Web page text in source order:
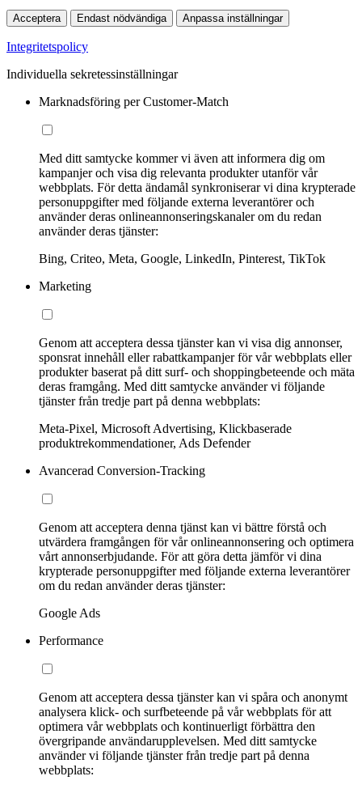
Acceptera Endast nödvändiga Anpassa inställningar
Integritetspolicy
Individuella sekretessinställningar
Marknadsföring per Customer-Match
Med ditt samtycke kommer vi även att informera dig om
kampanjer och visa dig relevanta produkter utanför vår
webbplats. För detta ändamål synkroniserar vi dina krypterade
personuppgifter med följande externa leverantörer och
använder deras onlineannonseringskanaler om du redan
använder deras tjänster:
Bing, Criteo, Meta, Google, LinkedIn, Pinterest, TikTok
Marketing
Genom att acceptera dessa tjänster kan vi visa dig annonser,
sponsrat innehåll eller rabattkampanjer för vår webbplats eller
produkter baserat på ditt surf- och shoppingbeteende och mäta
deras framgång. Med ditt samtycke använder vi följande
tjänster från tredje part på denna webbplats:
Meta-Pixel, Microsoft Advertising, Klickbaserade
produktrekommendationer, Ads Defender
Avancerad Conversion-Tracking
Genom att acceptera denna tjänst kan vi bättre förstå och
utvärdera framgången för vår onlineannonsering och optimera
vårt annonserbjudande. För att göra detta jämför vi dina
krypterade personuppgifter med följande externa leverantörer
om du redan använder deras tjänster:
Google Ads
Performance
Genom att acceptera dessa tjänster kan vi spåra och anonymt
analysera klick- och surfbeteende på vår webbplats för att
optimera vår webbplats och kontinuerligt förbättra den
övergripande användarupplevelsen. Med ditt samtycke
använder vi följande tjänster från tredje part på denna
webbplats: